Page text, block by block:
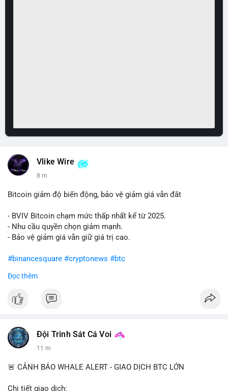
Vlike Wire
8 m
Bitcoin giảm độ biến động, bảo vệ giảm giá vẫn đắt
- BVIV Bitcoin chạm mức thấp nhất kể từ 2025.
- Nhu cầu quyền chọn giảm mạnh.
- Bảo vệ giảm giá vẫn giữ giá trị cao.
#binancesquare #cryptonews #btc
$btc
#vlikevn #titanbot
Đọc thêm
Đội Trinh Sát Cá Voi
11 m
🚨 CẢNH BÁO WHALE ALERT - GIAO DỊCH BTC LỚN
Chi tiết giao dịch: